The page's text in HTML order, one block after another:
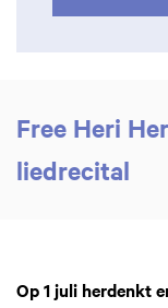
Free Heri
liedrecital
Op 1 juli herdenkt